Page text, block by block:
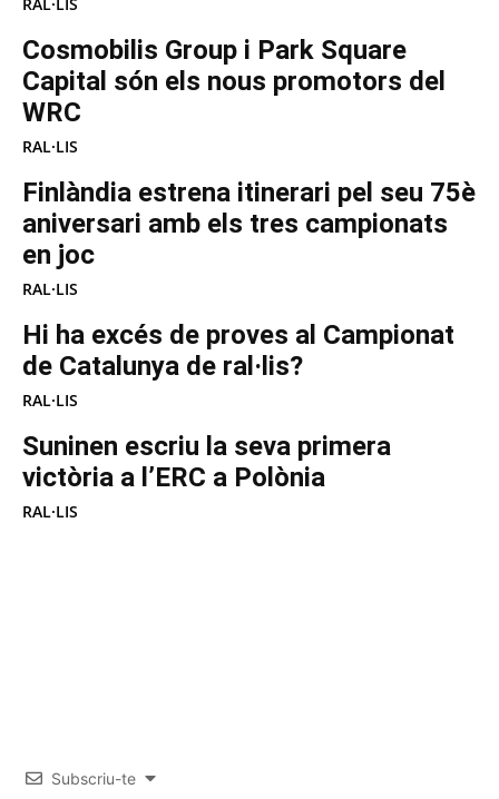
Cosmobilis Group i Park Square
Capital són els nous promotors del
WRC
RAL·LIS
Finlàndia estrena itinerari pel seu 75è
aniversari amb els tres campionats
en joc
RAL·LIS
Hi ha excés de proves al Campionat
de Catalunya de ral·lis?
RAL·LIS
Suninen escriu la seva primera
victòria a l’ERC a Polònia
RAL·LIS
Subscriu-te